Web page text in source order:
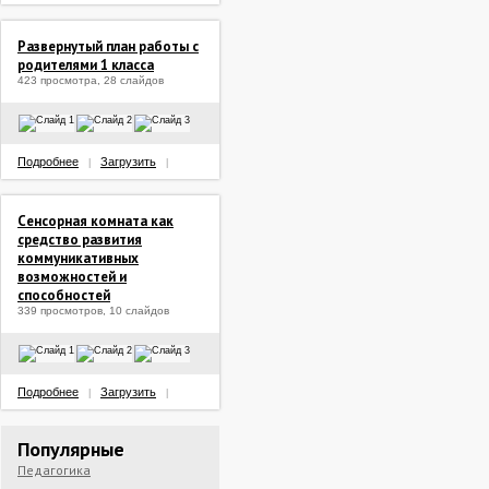
Развернутый план работы с
родителями 1 класса
423 просмотра, 28 слайдов
Подробнее Загрузить
Сенсорная комната как
средство развития
коммуникативных
возможностей и
способностей
339 просмотров, 10 слайдов
Подробнее Загрузить
Популярные
Педагогика